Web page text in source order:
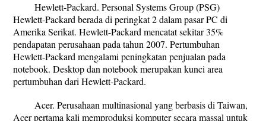
Hewlett-Packard. Personal Systems Group (PSG)
Hewlett-Packard berada di peringkat 2 dalam pasar PC di
Amerika Serikat. Hewlett-Packard mencatat sekitar 35%
pendapatan perusahaan pada tahun 2007. Pertumbuhan
Hewlett-Packard mengalami peningkatan penjualan pada
notebook. Desktop dan notebook merupakan kunci area
pertumbuhan dari Hewlett-Packard.
Acer. Perusahaan multinasional yang berbasis di Taiwan,
Acer pertama kali memproduksi komputer secara massal untuk